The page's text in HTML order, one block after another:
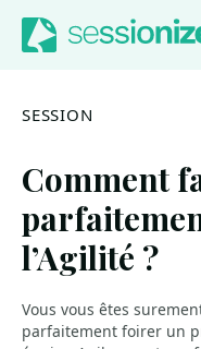
Jump to navigation
Jump to content
SESSION
Comment
l’Agilité ?
Vous vous êtes
parfaitement foirer un